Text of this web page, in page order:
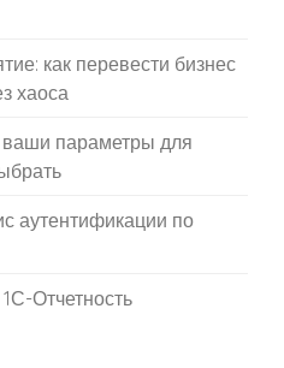
как перевести бизнес
хаоса
параметры для
аутентификации по
Отчетность